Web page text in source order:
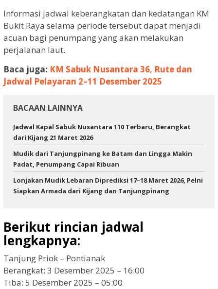
Informasi jadwal keberangkatan dan kedatangan KM
Bukit Raya selama periode tersebut dapat menjadi
acuan bagi penumpang yang akan melakukan
perjalanan laut.
Baca juga: KM Sabuk Nusantara 36, Rute dan
Jadwal Pelayaran 2–11 Desember 2025
BACAAN LAINNYA
Jadwal Kapal Sabuk Nusantara 110 Terbaru, Berangkat
dari Kijang 21 Maret 2026
Mudik dari Tanjungpinang ke Batam dan Lingga Makin
Padat, Penumpang Capai Ribuan
Lonjakan Mudik Lebaran Diprediksi 17–18 Maret 2026, Pelni
Siapkan Armada dari Kijang dan Tanjungpinang
Berikut rincian jadwal
lengkapnya:
Tanjung Priok – Pontianak
Berangkat: 3 Desember 2025 – 16:00
Tiba: 5 Desember 2025 – 05:00